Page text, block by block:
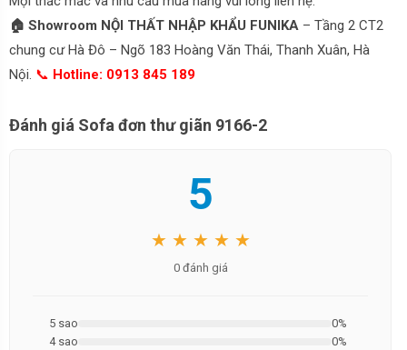
🏠 Showroom NỘI THẤT NHẬP KHẨU FUNIKA – Tầng 2 CT2
chung cư Hà Đô – Ngõ 183 Hoàng Văn Thái, Thanh Xuân, Hà
Nội. 📞 Hotline: 0913 845 189
Đánh giá Sofa đơn thư giãn 9166-2
5
★ ★ ★ ★ ★
0 đánh giá
5 sao
0%
4 sao
0%